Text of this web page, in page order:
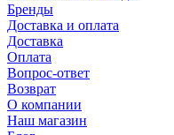
Бренды
Доставка и оплата
Доставка
Оплата
Вопрос-ответ
Возврат
О компании
Наш магазин